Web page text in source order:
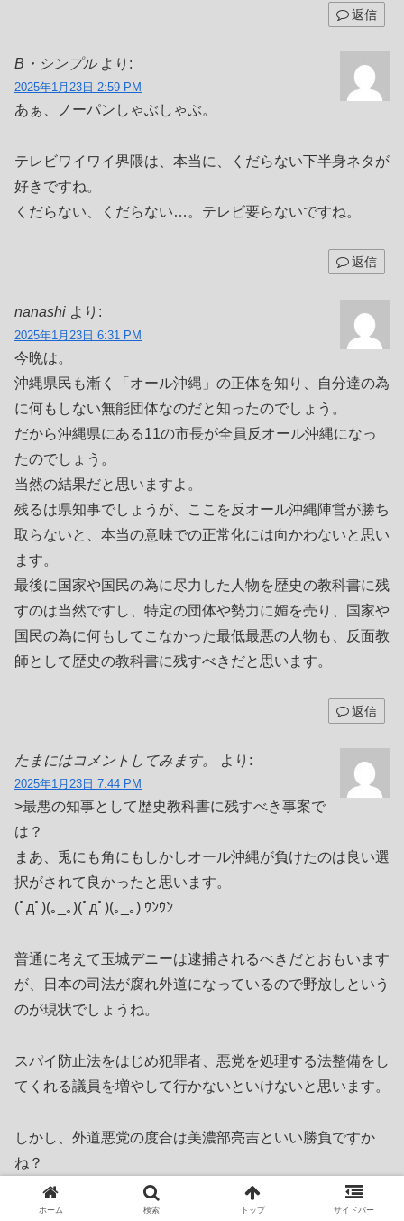
返信
B・シンプル より:
2025年1月23日 2:59 PM
あぁ、ノーパンしゃぶしゃぶ。
テレビワイワイ界隈は、本当に、くだらない下半身ネタが
好きですね。
くだらない、くだらない…。テレビ要らないですね。
返信
nanashi より:
2025年1月23日 6:31 PM
今晩は。
沖縄県民も漸く「オール沖縄」の正体を知り、自分達の為
に何もしない無能団体なのだと知ったのでしょう。
だから沖縄県にある11の市長が全員反オール沖縄になっ
たのでしょう。
当然の結果だと思いますよ。
残るは県知事でしょうが、ここを反オール沖縄陣営が勝ち
取らないと、本当の意味での正常化には向かわないと思い
ます。
最後に国家や国民の為に尽力した人物を歴史の教科書に残
すのは当然ですし、特定の団体や勢力に媚を売り、国家や
国民の為に何もしてこなかった最低最悪の人物も、反面教
師として歴史の教科書に残すべきだと思います。
返信
たまにはコメントしてみます。 より:
2025年1月23日 7:44 PM
>最悪の知事として歴史教科書に残すべき事案で
は？
まあ、兎にも角にもしかしオール沖縄が負けたのは良い選
択がされて良かったと思います。
(ﾟдﾟ)(｡_｡)(ﾟдﾟ)(｡_｡) ｳﾝｳﾝ
普通に考えて玉城デニーは逮捕されるべきだとおもいます
が、日本の司法が腐れ外道になっているので野放しという
のが現状でしょうね。
スパイ防止法をはじめ犯罪者、悪党を処理する法整備をし
てくれる議員を増やして行かないといけないと思います。
しかし、外道悪党の度合は美濃部亮吉といい勝負ですか
ね？
腐れ外道悪徳クズ野郎っすよ！
そういえば美濃部亮吉の親も腐れ外道だったみたいです
ホーム 検索 トップ サイドバー